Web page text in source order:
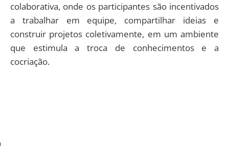
colaborativa, onde os participantes são incentivados
a trabalhar em equipe, compartilhar ideias e
construir projetos coletivamente, em um ambiente
que estimula a troca de conhecimentos e a
cocriação.